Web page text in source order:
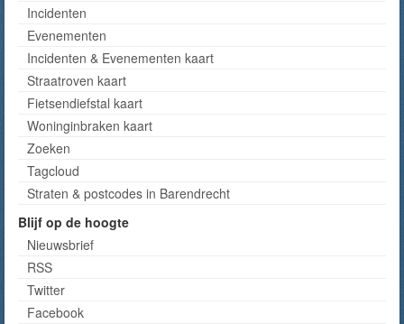
Incidenten
Evenementen
Incidenten & Evenementen kaart
Straatroven kaart
Fietsendiefstal kaart
Woninginbraken kaart
Zoeken
Tagcloud
Straten & postcodes in Barendrecht
Blijf op de hoogte
Nieuwsbrief
RSS
Twitter
Facebook